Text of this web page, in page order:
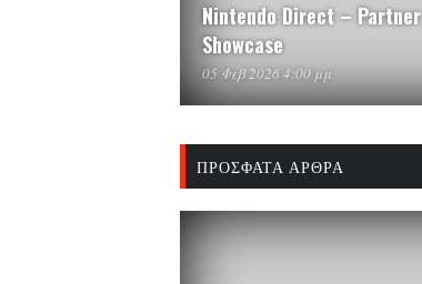
Nintendo Direct – Partner
Showcase
05 Φεβ 2026 4:00 μμ
ΠΡΌΣΦΑΤΑ ΆΡΘΡΑ